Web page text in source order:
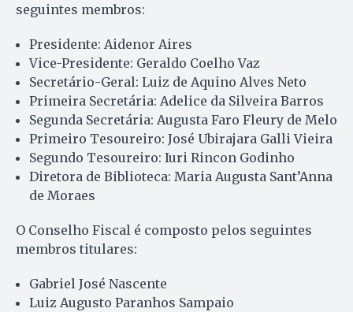
seguintes membros:
Presidente: Aidenor Aires
Vice-Presidente: Geraldo Coelho Vaz
Secretário-Geral: Luiz de Aquino Alves Neto
Primeira Secretária: Adelice da Silveira Barros
Segunda Secretária: Augusta Faro Fleury de Melo
Primeiro Tesoureiro: José Ubirajara Galli Vieira
Segundo Tesoureiro: Iuri Rincon Godinho
Diretora de Biblioteca: Maria Augusta Sant’Anna
de Moraes
O Conselho Fiscal é composto pelos seguintes
membros titulares:
Gabriel José Nascente
Luiz Augusto Paranhos Sampaio